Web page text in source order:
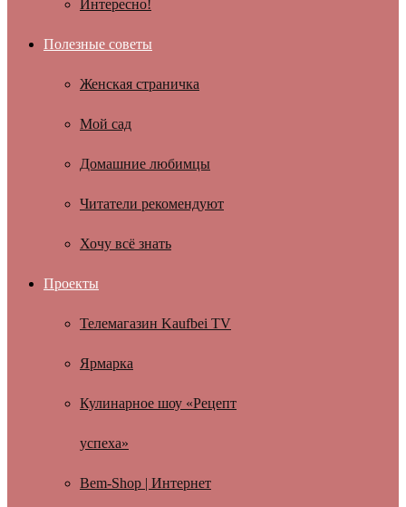
Интересно!
Полезные советы
Женская страничка
Мой сад
Домашние любимцы
Читатели рекомендуют
Хочу всё знать
Проекты
Телемагазин Kaufbei TV
Ярмарка
Кулинарное шоу «Рецепт
успеха»
Bem-Shop | Интернет